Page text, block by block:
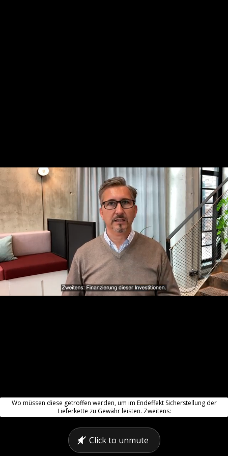
Wo müssen diese getroffen werden, um im Endeffekt Sicherstellung der
Lieferkette zu Gewähr leisten. Zweitens:
Click to unmute